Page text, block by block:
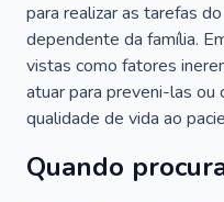
para realizar as tarefas
dependente da família.
vistas como fatores
atuar para preveni-las ou
qualidade de vida ao
Quando